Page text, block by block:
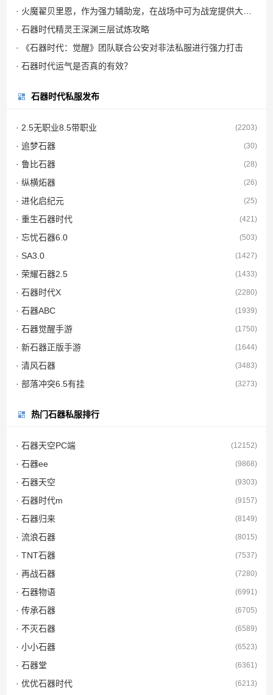
· 石器时代精灵王深渊三层试炼攻略
· 《石器时代：觉醒》团队联合公安对非法私服进行强力打击
· 石器时代运气是否真的有效？
石器时代私服发布
· 2.5无职业8.5带职业 (2203)
· 追梦石器 (30)
· 鲁比石器 (28)
· 纵横炻器 (26)
· 进化启纪元 (25)
· 重生石器时代 (421)
· 忘忧石器6.0 (503)
· SA3.0 (1427)
· 荣耀石器2.5 (1433)
· 石器时代X (2280)
· 石器ABC (1939)
· 石器觉醒手游 (1750)
· 新石器正版手游 (1644)
· 清风石器 (3483)
· 部落冲突6.5有挂 (3273)
热门石器私服排行
· 石器天空PC端 (12152)
· 石器ee (9868)
· 石器天空 (9303)
· 石器时代m (9157)
· 石器归来 (8149)
· 流浪石器 (8015)
· TNT石器 (7537)
· 再战石器 (7280)
· 石器物语 (6991)
· 传承石器 (6705)
· 不灭石器 (6589)
· 小小石器 (6523)
· 石器堂 (6361)
· 优优石器时代 (6213)